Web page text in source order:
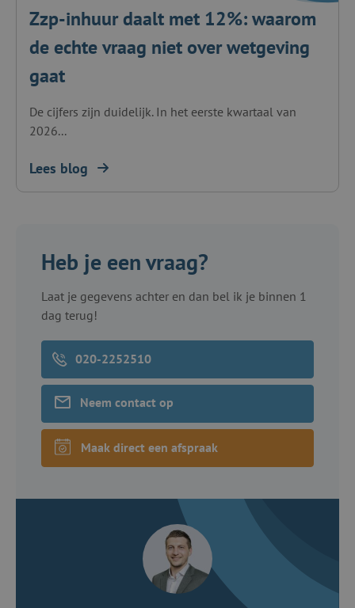
Zzp-inhuur daalt met 12%: waarom
de echte vraag niet over wetgeving
gaat
De cijfers zijn duidelijk. In het eerste kwartaal van
2026...
Lees blog
Heb je een vraag?
Laat je gegevens achter en dan bel ik je binnen 1
dag terug!
020-2252510
Neem contact op
Maak direct een afspraak